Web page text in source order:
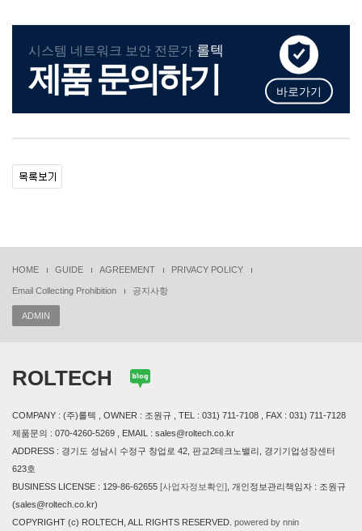
시스템 네트워크 보안 전문가 롤텍
제품 문의하기 바로가기
HOME GUIDE AGREEMENT PRIVACY POLICY
Email Collecting Prohibition 공지사항
ADMIN
ROLTECH
COMPANY : (주)롤텍 , OWNER : 조원규 , TEL : 031) 711-7108 , FAX : 031) 711-7128
제품문의 : 070-4260-5269 , EMAIL : sales@roltech.co.kr
ADDRESS : 경기도 성남시 수정구 창업로 42, 판교2테크노밸리, 경기기업성장센터
623호
BUSINESS LICENSE : 129-86-62655 [사업자정보확인], 개인정보관리책임자 : 조원규
(sales@roltech.co.kr)
COPYRIGHT (c) ROLTECH, ALL RIGHTS RESERVED. powered by nnin